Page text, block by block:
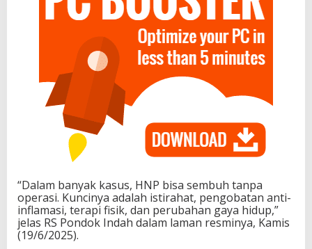
“Dalam banyak kasus, HNP bisa sembuh tanpa
operasi. Kuncinya adalah istirahat, pengobatan anti-
inflamasi, terapi fisik, dan perubahan gaya hidup,”
jelas RS Pondok Indah dalam laman resminya, Kamis
(19/6/2025).